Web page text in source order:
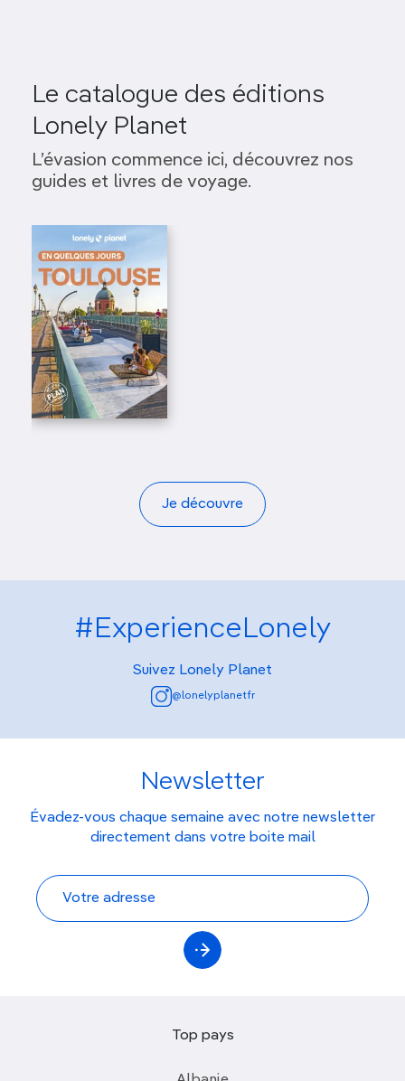
Le catalogue des éditions
Lonely Planet
L’évasion commence ici, découvrez nos
guides et livres de voyage.
Je découvre
#ExperienceLonely
Suivez Lonely Planet
@lonelyplanetfr
Newsletter
Évadez-vous chaque semaine avec notre newsletter
directement dans votre boite mail
Top pays